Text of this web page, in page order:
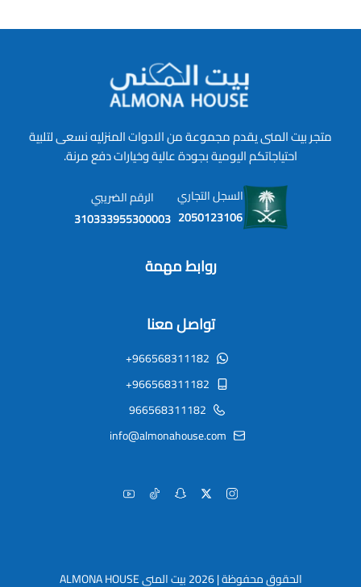
متجر بيت المنى يقدم مجموعة من الادوات المنزليه نسعى لتلبية
احتياجاتكم اليومية بجودة عالية وخيارات دفع مرنة.
السجل التجاري
2050123106
الرقم الضريبي
310333955300003
روابط مهمة
تواصل معنا
+966568311182
+966568311182
966568311182
info@almonahouse.com
الحقوق محفوظة | 2026 بيت المنى ALMONA HOUSE